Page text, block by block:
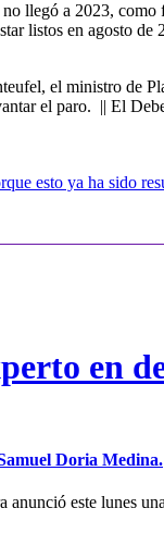
llegó a 2023, como
listos en agosto de
el ministro de
el paro. || El
esto ya ha sido
en
Doria Medina.
este lunes